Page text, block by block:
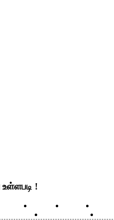
!
இந்தியா தமிழ்நாடு மண்டலம்
ஆரோக்கியம் சாதனையாளா்கள்